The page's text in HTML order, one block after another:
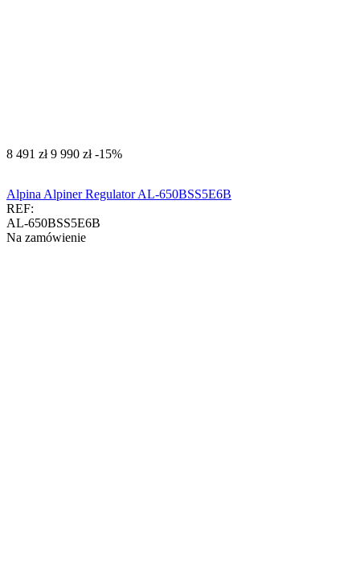
‍8 491‍ zł ‍9 990‍ zł -15%
Alpina Alpiner Regulator AL-650BSS5E6B
REF:
AL-650BSS5E6B
Na zamówienie